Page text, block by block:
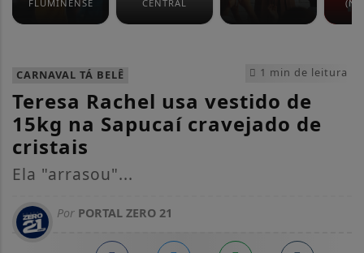
FLUMINENSE
CENTRAL
1 min de leitura
CARNAVAL TÁ BELÊ
Teresa Rachel usa vestido de
15kg na Sapucaí cravejado de
cristais
Ela "arrasou"...
Por PORTAL ZERO 21